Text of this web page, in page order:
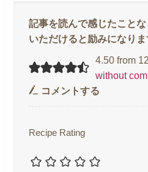
4.50 from
without
コメントする
Recipe Rating